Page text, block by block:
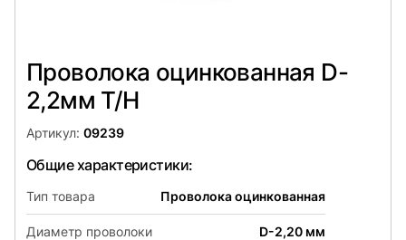
Проволока оцинкованная D-
2,2мм Т/Н
Артикул: 09239
Общие характеристики:
Тип товара Проволока оцинкованная
Диаметр проволоки D-2,20 мм